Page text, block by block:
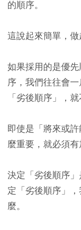
的順序。
這說起來簡單，做
如果採用的是優
序，我們往往會
「劣後順序」，
即使是「將來或
麼重要，就必須有
決定「劣後順序
定「劣後順序」
麼。